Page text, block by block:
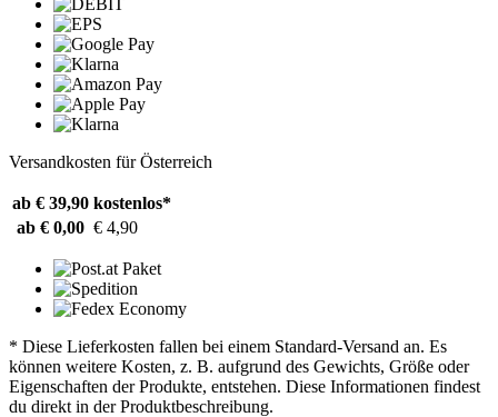
Versandkosten für Österreich
ab € 39,90 kostenlos*
ab € 0,00 € 4,90
* Diese Lieferkosten fallen bei einem Standard-Versand an. Es
können weitere Kosten, z. B. aufgrund des Gewichts, Größe oder
Eigenschaften der Produkte, entstehen. Diese Informationen findest
du direkt in der Produktbeschreibung.